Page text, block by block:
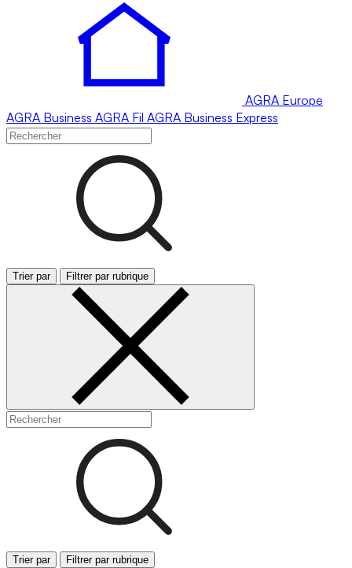
AGRA Europe
AGRA Business AGRA Fil AGRA Business Express
Trier par Filtrer par rubrique
Trier par Filtrer par rubrique